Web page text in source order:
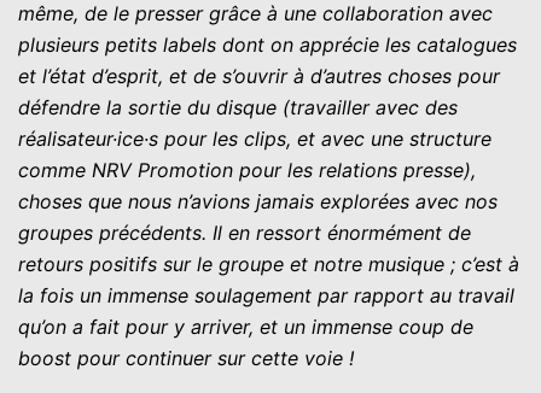
même, de le presser grâce à une collaboration avec
plusieurs petits labels dont on apprécie les catalogues
et l’état d’esprit, et de s’ouvrir à d’autres choses pour
défendre la sortie du disque (travailler avec des
réalisateur·ice·s pour les clips, et avec une structure
comme NRV Promotion pour les relations presse),
choses que nous n’avions jamais explorées avec nos
groupes précédents. Il en ressort énormément de
retours positifs sur le groupe et notre musique ; c’est à
la fois un immense soulagement par rapport au travail
qu’on a fait pour y arriver, et un immense coup de
boost pour continuer sur cette voie !